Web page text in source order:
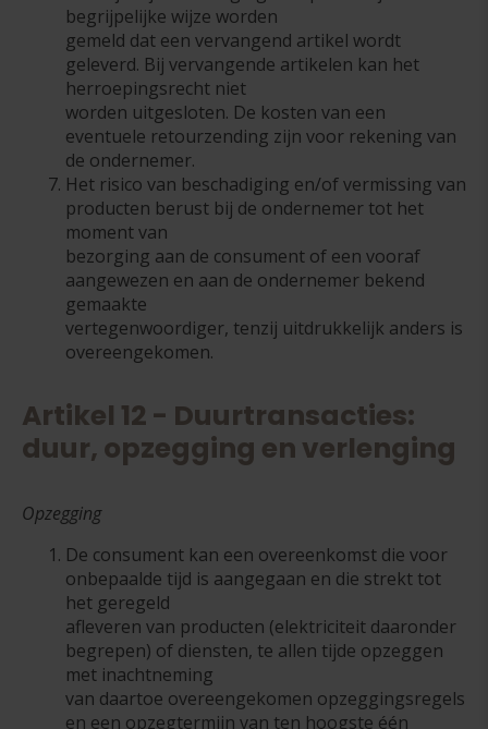
begrijpelijke wijze worden
gemeld dat een vervangend artikel wordt
geleverd. Bij vervangende artikelen kan het
herroepingsrecht niet
worden uitgesloten. De kosten van een
eventuele retourzending zijn voor rekening van
de ondernemer.
Het risico van beschadiging en/of vermissing van
producten berust bij de ondernemer tot het
moment van
bezorging aan de consument of een vooraf
aangewezen en aan de ondernemer bekend
gemaakte
vertegenwoordiger, tenzij uitdrukkelijk anders is
overeengekomen.
Artikel 12 - Duurtransacties:
duur, opzegging en verlenging
Opzegging
De consument kan een overeenkomst die voor
onbepaalde tijd is aangegaan en die strekt tot
het geregeld
afleveren van producten (elektriciteit daaronder
begrepen) of diensten, te allen tijde opzeggen
met inachtneming
van daartoe overeengekomen opzeggingsregels
en een opzegtermijn van ten hoogste één